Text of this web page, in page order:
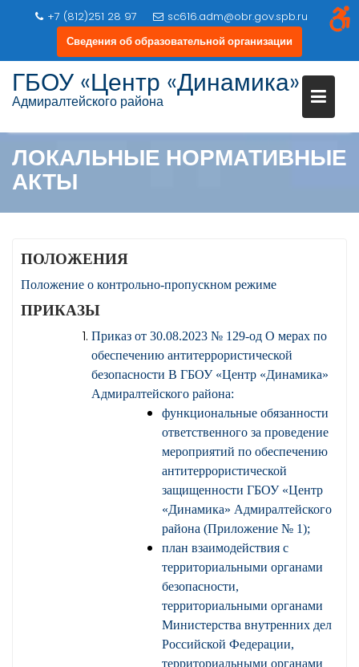
Перейти
содержимому
+7 (812)251 28 97
sc616.adm@obr.gov.spb.ru
Сведения об образовательной организации
ГБОУ «Центр «Динамика»
Адмиралтейского района
ЛОКАЛЬНЫЕ НОРМАТИВНЫЕ
АКТЫ
ПОЛОЖЕНИЯ
Положение о контрольно-пропускном режиме
ПРИКАЗЫ
Приказ от 30.08.2023 № 129-од О мерах по
обеспечению антитеррористической
безопасности В ГБОУ «Центр «Динамика»
Адмиралтейского района:
функциональные обязанности
ответственного за проведение
мероприятий по обеспечению
антитеррористической
защищенности ГБОУ «Центр
«Динамика» Адмиралтейского
района (Приложение № 1);
план взаимодействия с
территориальными органами
безопасности,
территориальными органами
Министерства внутренних дел
Российской Федерации,
территориальными органами